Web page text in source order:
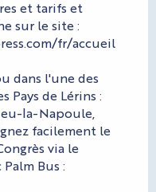
et tarifs et
sur le site :
fr/accueil
dans l'une des
Pays de Lérins :
la-Napoule,
facilement le
via le
Bus :